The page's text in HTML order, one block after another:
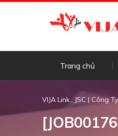
Trang chủ
VIJA Link., JSC | Công